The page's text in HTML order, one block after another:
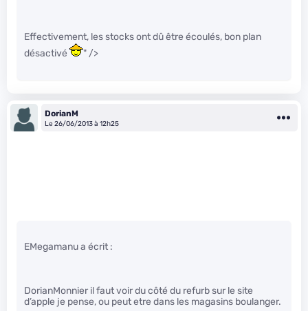
Effectivement, les stocks ont dû être écoulés, bon plan
désactivé
" />
DorianM
Le 26/06/2013 à 12h25
EMegamanu a écrit :
DorianMonnier il faut voir du côté du refurb sur le site
d’apple je pense, ou peut etre dans les magasins boulanger.